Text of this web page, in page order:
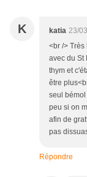
K katia 23/
<br />
avec du St
thym et
être
seul
peu si on
afin de
pas
Répondre